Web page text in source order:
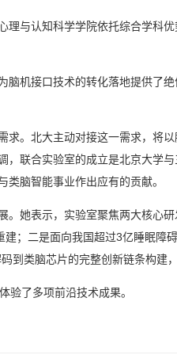
与认知科学学院依托综合学科
机接口技术的转化落地提供了
。北大主动对接这一需求，将
联合实验室的成立是北京大学
脑智能事业作出应有的贡献。
她表示，实验室聚焦两大核心
；二是面向我国超过3亿睡眠障
类脑芯片的完整创新链条构建
验了多项前沿技术成果。